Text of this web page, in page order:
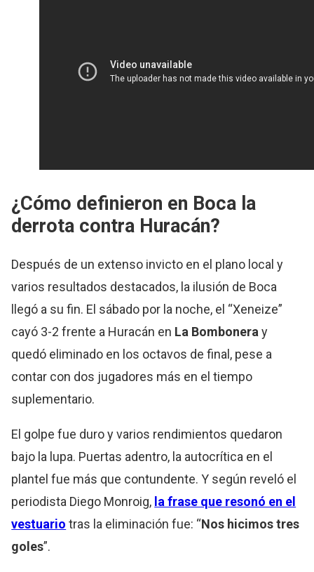
¿Cómo definieron en Boca la
derrota contra Huracán?
Después de un extenso invicto en el plano local y
varios resultados destacados, la ilusión de Boca
llegó a su fin. El sábado por la noche, el “Xeneize”
cayó 3-2 frente a Huracán en La Bombonera y
quedó eliminado en los octavos de final, pese a
contar con dos jugadores más en el tiempo
suplementario.
El golpe fue duro y varios rendimientos quedaron
bajo la lupa. Puertas adentro, la autocrítica en el
plantel fue más que contundente. Y según reveló el
periodista Diego Monroig, la frase que resonó en el
vestuario tras la eliminación fue: “Nos hicimos tres
goles”.